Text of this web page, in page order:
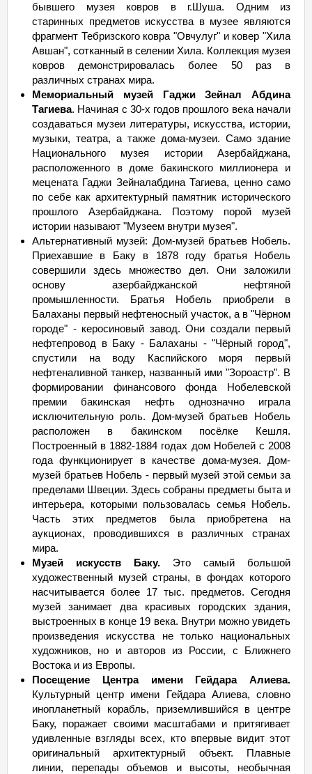
бывшего музея ковров в г.Шуша. Одним из
старинных предметов искусства в музее являются
фрагмент Тебризского ковра "Овчулуг" и ковер "Хила
Авшан", сотканный в селении Хила. Коллекция музея
ковров демонстрировалась более 50 раз в
различных странах мира.
Мемориальный музей Гаджи Зейнал Абдина
Тагиева. Начиная с 30-х годов прошлого века начали
создаваться музеи литературы, искусства, истории,
музыки, театра, а также дома-музеи. Само здание
Национального музея истории Азербайджана,
расположенного в доме бакинского миллионера и
мецената Гаджи Зейналабдина Тагиева, ценно само
по себе как архитектурный памятник исторического
прошлого Азербайджана. Поэтому порой музей
истории называют "Музеем внутри музея".
Альтернативный музей: Дом-музей братьев Нобель.
Приехавшие в Баку в 1878 году братья Нобель
совершили здесь множество дел. Они заложили
основу азербайджанской нефтяной
промышленности. Братья Нобель приобрели в
Балаханы первый нефтеносный участок, а в "Чёрном
городе" - керосиновый завод. Они создали первый
нефтепровод в Баку - Балаханы - "Чёрный город",
спустили на воду Каспийского моря первый
нефтеналивной танкер, названный ими "Зороастр". В
формировании финансового фонда Нобелевской
премии бакинская нефть однозначно играла
исключительную роль. Дом-музей братьев Нобель
расположен в бакинском посёлке Кешля.
Построенный в 1882-1884 годах дом Нобелей с 2008
года функционирует в качестве дома-музея. Дом-
музей братьев Нобель - первый музей этой семьи за
пределами Швеции. Здесь собраны предметы быта и
интерьера, которыми пользовалась семья Нобель.
Часть этих предметов была приобретена на
аукционах, проводившихся в различных странах
мира.
Музей искусств Баку. Это самый большой
художественный музей страны, в фондах которого
насчитывается более 17 тыс. предметов. Сегодня
музей занимает два красивых городских здания,
выстроенных в конце 19 века. Внутри можно увидеть
произведения искусства не только национальных
художников, но и авторов из России, с Ближнего
Востока и из Европы.
Посещение Центра имени Гейдара Алиева.
Культурный центр имени Гейдара Алиева, словно
инопланетный корабль, приземлившийся в центре
Баку, поражает своими масштабами и притягивает
удивленные взгляды всех, кто впервые видит этот
оригинальный архитектурный объект. Плавные
линии, перепады объемов и высоты, необычная